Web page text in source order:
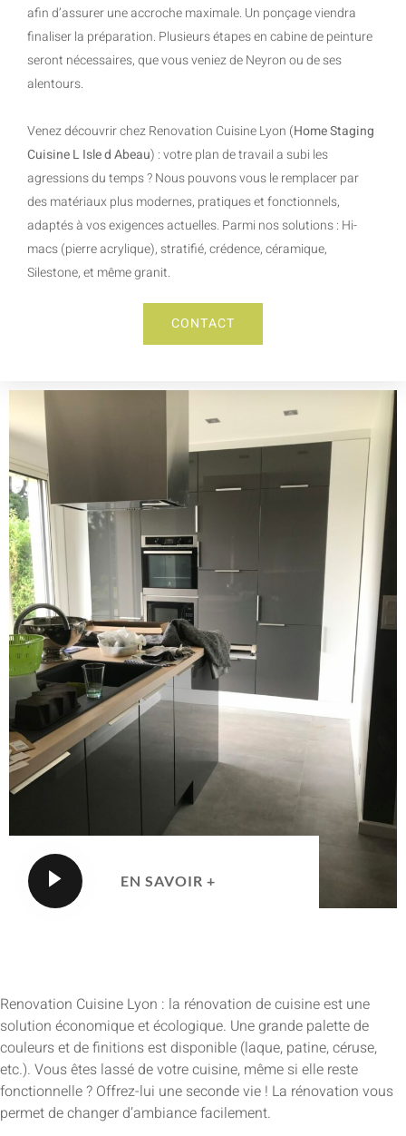
EN SAVOIR +
afin d’assurer une accroche maximale. Un ponçage viendra
finaliser la préparation. Plusieurs étapes en cabine de peinture
seront nécessaires, que vous veniez de Neyron ou de ses
alentours.
Venez découvrir chez Renovation Cuisine Lyon (Home Staging
Cuisine L Isle d Abeau) : votre plan de travail a subi les
agressions du temps ? Nous pouvons vous le remplacer par
des matériaux plus modernes, pratiques et fonctionnels,
adaptés à vos exigences actuelles. Parmi nos solutions : Hi-
macs (pierre acrylique), stratifié, crédence, céramique,
Silestone, et même granit.
CONTACT
Renovation Cuisine Lyon : la rénovation de cuisine est une
solution économique et écologique. Une grande palette de
couleurs et de finitions est disponible (laque, patine, céruse,
etc.). Vous êtes lassé de votre cuisine, même si elle reste
fonctionnelle ? Offrez-lui une seconde vie ! La rénovation vous
permet de changer d’ambiance facilement.